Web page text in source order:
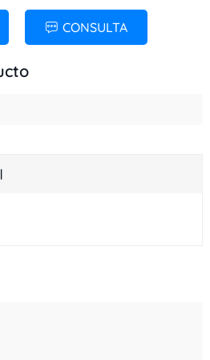
CONSULTA